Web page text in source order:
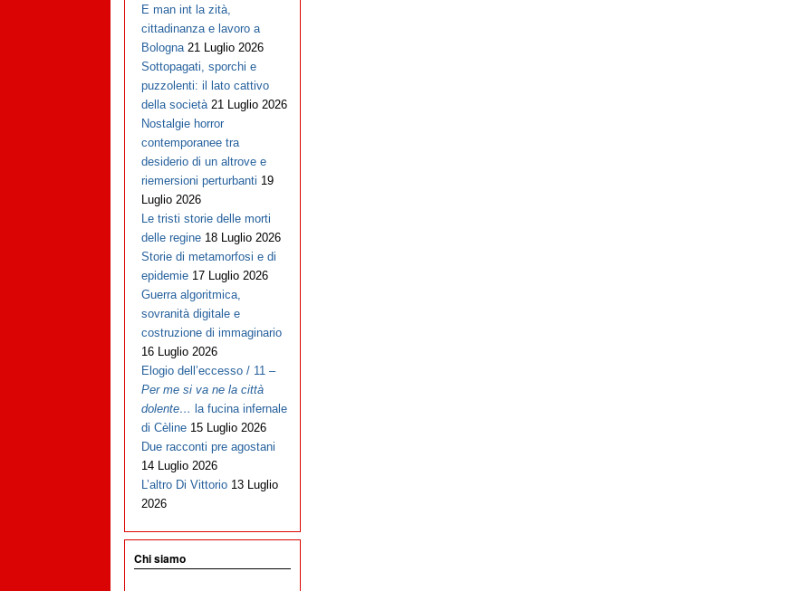
E man int la zità,
cittadinanza e lavoro a
Bologna 21 Luglio 2026
Sottopagati, sporchi e
puzzolenti: il lato cattivo
della società 21 Luglio 2026
Nostalgie horror
contemporanee tra
desiderio di un altrove e
riemersioni perturbanti 19
Luglio 2026
Le tristi storie delle morti
delle regine 18 Luglio 2026
Storie di metamorfosi e di
epidemie 17 Luglio 2026
Guerra algoritmica,
sovranità digitale e
costruzione di immaginario
16 Luglio 2026
Elogio dell’eccesso / 11 –
Per me si va ne la città
dolente… la fucina infernale
di Cèline 15 Luglio 2026
Due racconti pre agostani
14 Luglio 2026
L’altro Di Vittorio 13 Luglio
2026
Chi siamo